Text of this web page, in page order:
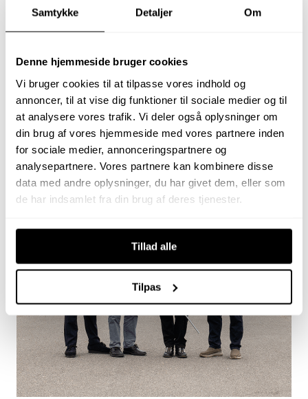
Samtykke Detaljer Om
Denne hjemmeside bruger cookies
Vi bruger cookies til at tilpasse vores indhold og
annoncer, til at vise dig funktioner til sociale medier og til
at analysere vores trafik. Vi deler også oplysninger om
din brug af vores hjemmeside med vores partnere inden
for sociale medier, annonceringspartnere og
analysepartnere. Vores partnere kan kombinere disse
data med andre oplysninger, du har givet dem, eller som
de har indsamlet fra din brug af deres tjenester.
Tillad alle
Tilpas
Bestil salgsvurdering